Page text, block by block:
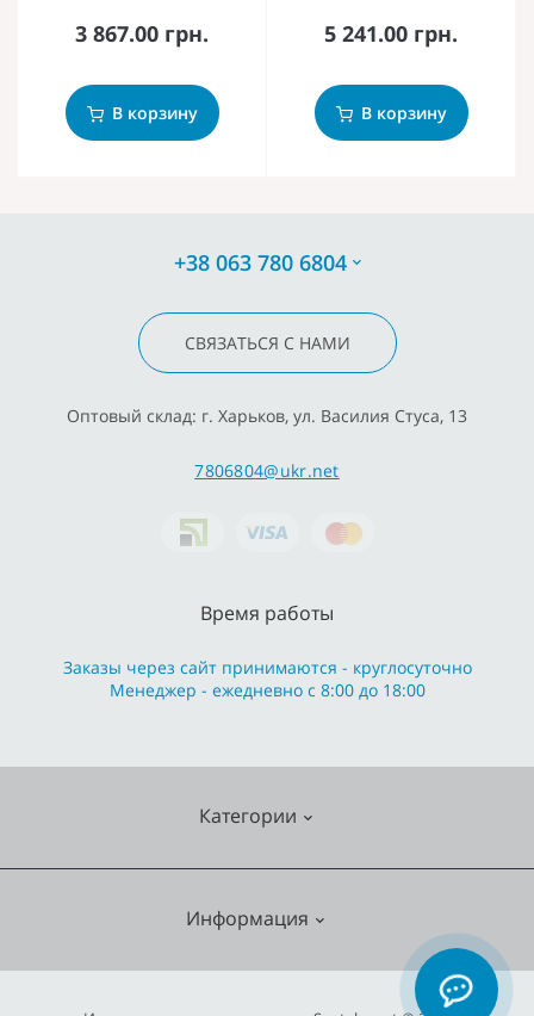
3 867.00 грн.
В корзину
5 241.00 грн.
В корзину
+38 063 780 6804
СВЯЗАТЬСЯ С НАМИ
Оптовый склад: г. Харьков, ул. Василия Стуса, 13
7806804@ukr.net
Категории
Информация
Время работы
Заказы через сайт принимаются - круглосуточно
Менеджер - ежедневно с 8:00 до 18:00